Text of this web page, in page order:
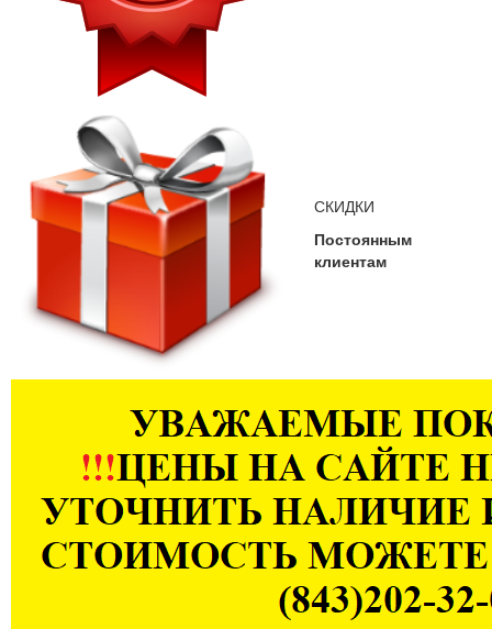
СКИДКИ
Постоянным
клиентам